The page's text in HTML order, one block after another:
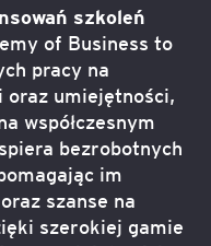
szkoleń
of Business to
pracy na
oraz umiejętności,
współczesnym
bezrobotnych
im
szanse na
szerokiej gamie